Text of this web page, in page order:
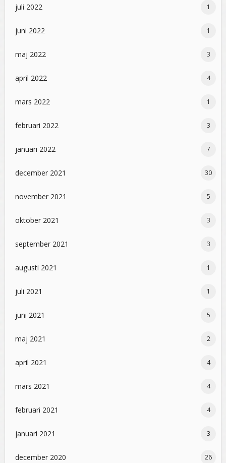
juli 2022 1
juni 2022 1
maj 2022 3
april 2022 4
mars 2022 1
februari 2022 3
januari 2022 7
december 2021 30
november 2021 5
oktober 2021 3
september 2021 3
augusti 2021 1
juli 2021 1
juni 2021 5
maj 2021 2
april 2021 4
mars 2021 4
februari 2021 4
januari 2021 3
december 2020 26